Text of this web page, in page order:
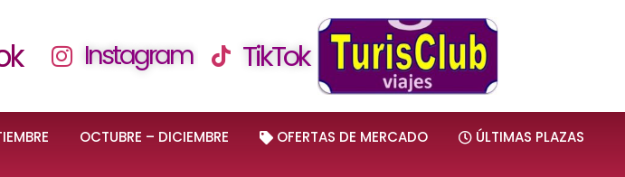
Instagram TikTok
OCTUBRE – DICIEMBRE OFERTAS DE MERCADO ÚLTIMAS PLAZAS